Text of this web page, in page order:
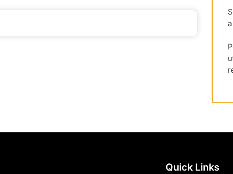
Quick Links